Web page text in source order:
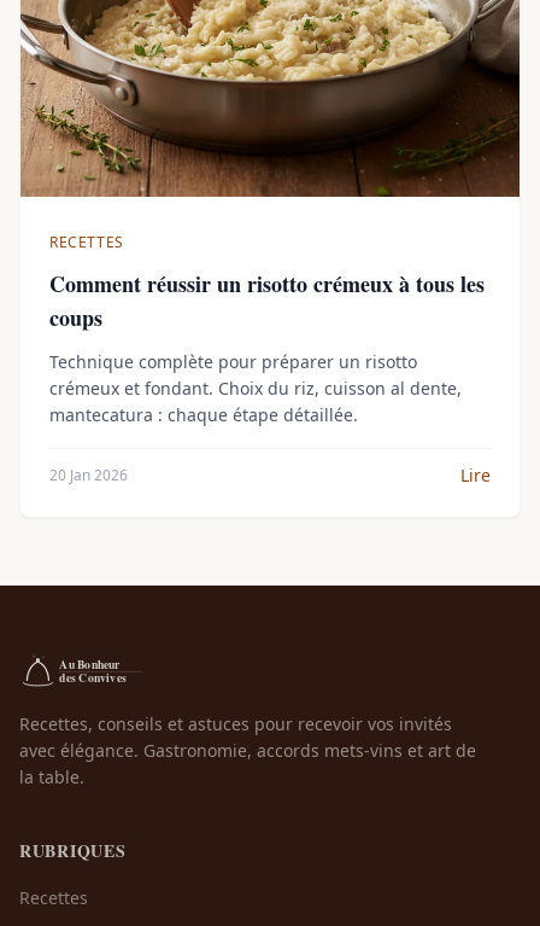
RECETTES
Comment réussir un risotto crémeux à tous les
coups
Technique complète pour préparer un risotto
crémeux et fondant. Choix du riz, cuisson al dente,
mantecatura : chaque étape détaillée.
20 Jan 2026 Lire
Recettes, conseils et astuces pour recevoir vos invités
avec élégance. Gastronomie, accords mets-vins et art de
la table.
RUBRIQUES
Recettes